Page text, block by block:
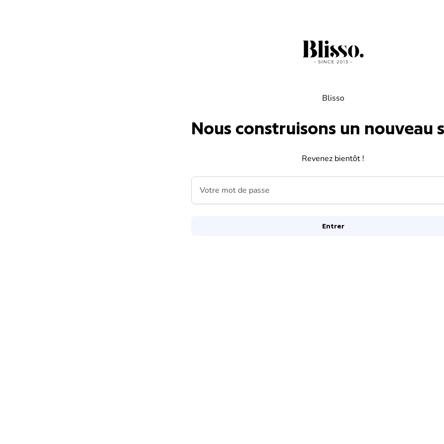
Blisso
Nous construisons un nouveau
Revenez bientôt !
Votre mot de passe
Entrer